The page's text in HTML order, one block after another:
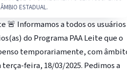
ESTADUAL.
🚨 Informamos a todos os usuários
do Programa PAA Leite que o
temporariamente, com
feira, 18/03/2025. Pedimos a